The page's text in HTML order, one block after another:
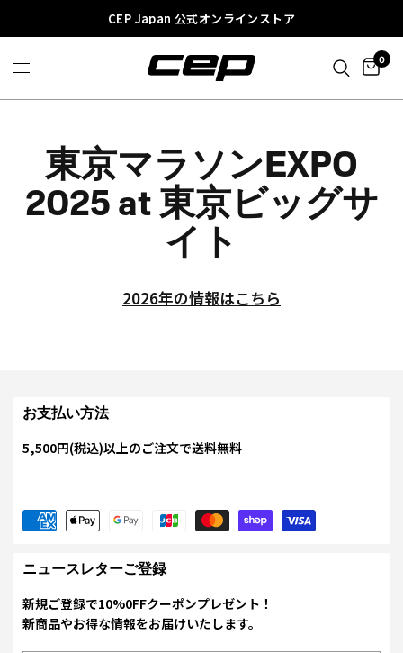
CEP Japan 公式オンラインストア
0
東京マラソンEXPO
2025 at 東京ビッグサ
イト
2026年の情報はこちら
お支払い方法
5,500円(税込)以上のご注文で送料無料
ニュースレターご登録
新規ご登録で10%0FFクーポンプレゼント！
新商品やお得な情報をお届けいたします。